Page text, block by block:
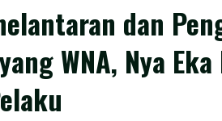
dan
WNA, Nya